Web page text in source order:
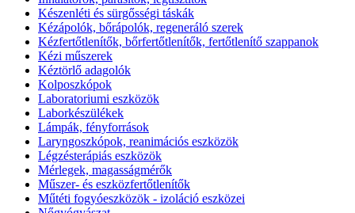
Készenléti és sürgősségi táskák
Kézápolók, bőrápolók, regeneráló szerek
Kézfertőtlenítők, bőrfertőtlenítők, fertőtlenítő szappanok
Kézi műszerek
Kéztörlő adagolók
Kolposzkópok
Laboratoriumi eszközök
Laborkészülékek
Lámpák, fényforrások
Laryngoszkópok, reanimációs eszközök
Légzésterápiás eszközök
Mérlegek, magasságmérők
Műszer- és eszközfertőtlenítők
Műtéti fogyóeszközök - izoláció eszközei